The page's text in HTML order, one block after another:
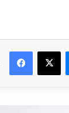
Facebook
X